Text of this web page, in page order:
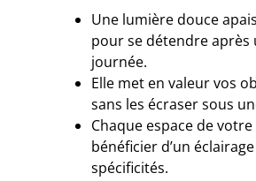
Une lumière douce
pour se détendre après
journée.
Elle met en valeur vos
sans les écraser sous
Chaque espace de
bénéficier d’un
spécificités.